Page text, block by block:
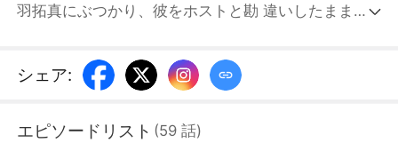
羽拓真にぶつかり、彼をホストと勘 違いしたまま一
ため、優芽に契 約結婚を提案する。 こうして社長夫
人となった優芽は、佐藤家の お嬢様・冷奈に嫉妬さ
かし、優芽が困 難に直面するたびに、拓真が必ず現
シェア:
エピソードリスト (59 話)